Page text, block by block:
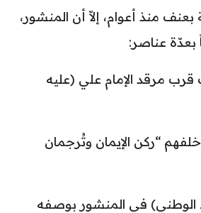
بعنف منذ أعوام، إلاّ أن المنشور،
بعدّة عناصر:
مرقد الإمام علي (عليه
“ركن الإيمان وتُرجمان
في المنشور بوصفه